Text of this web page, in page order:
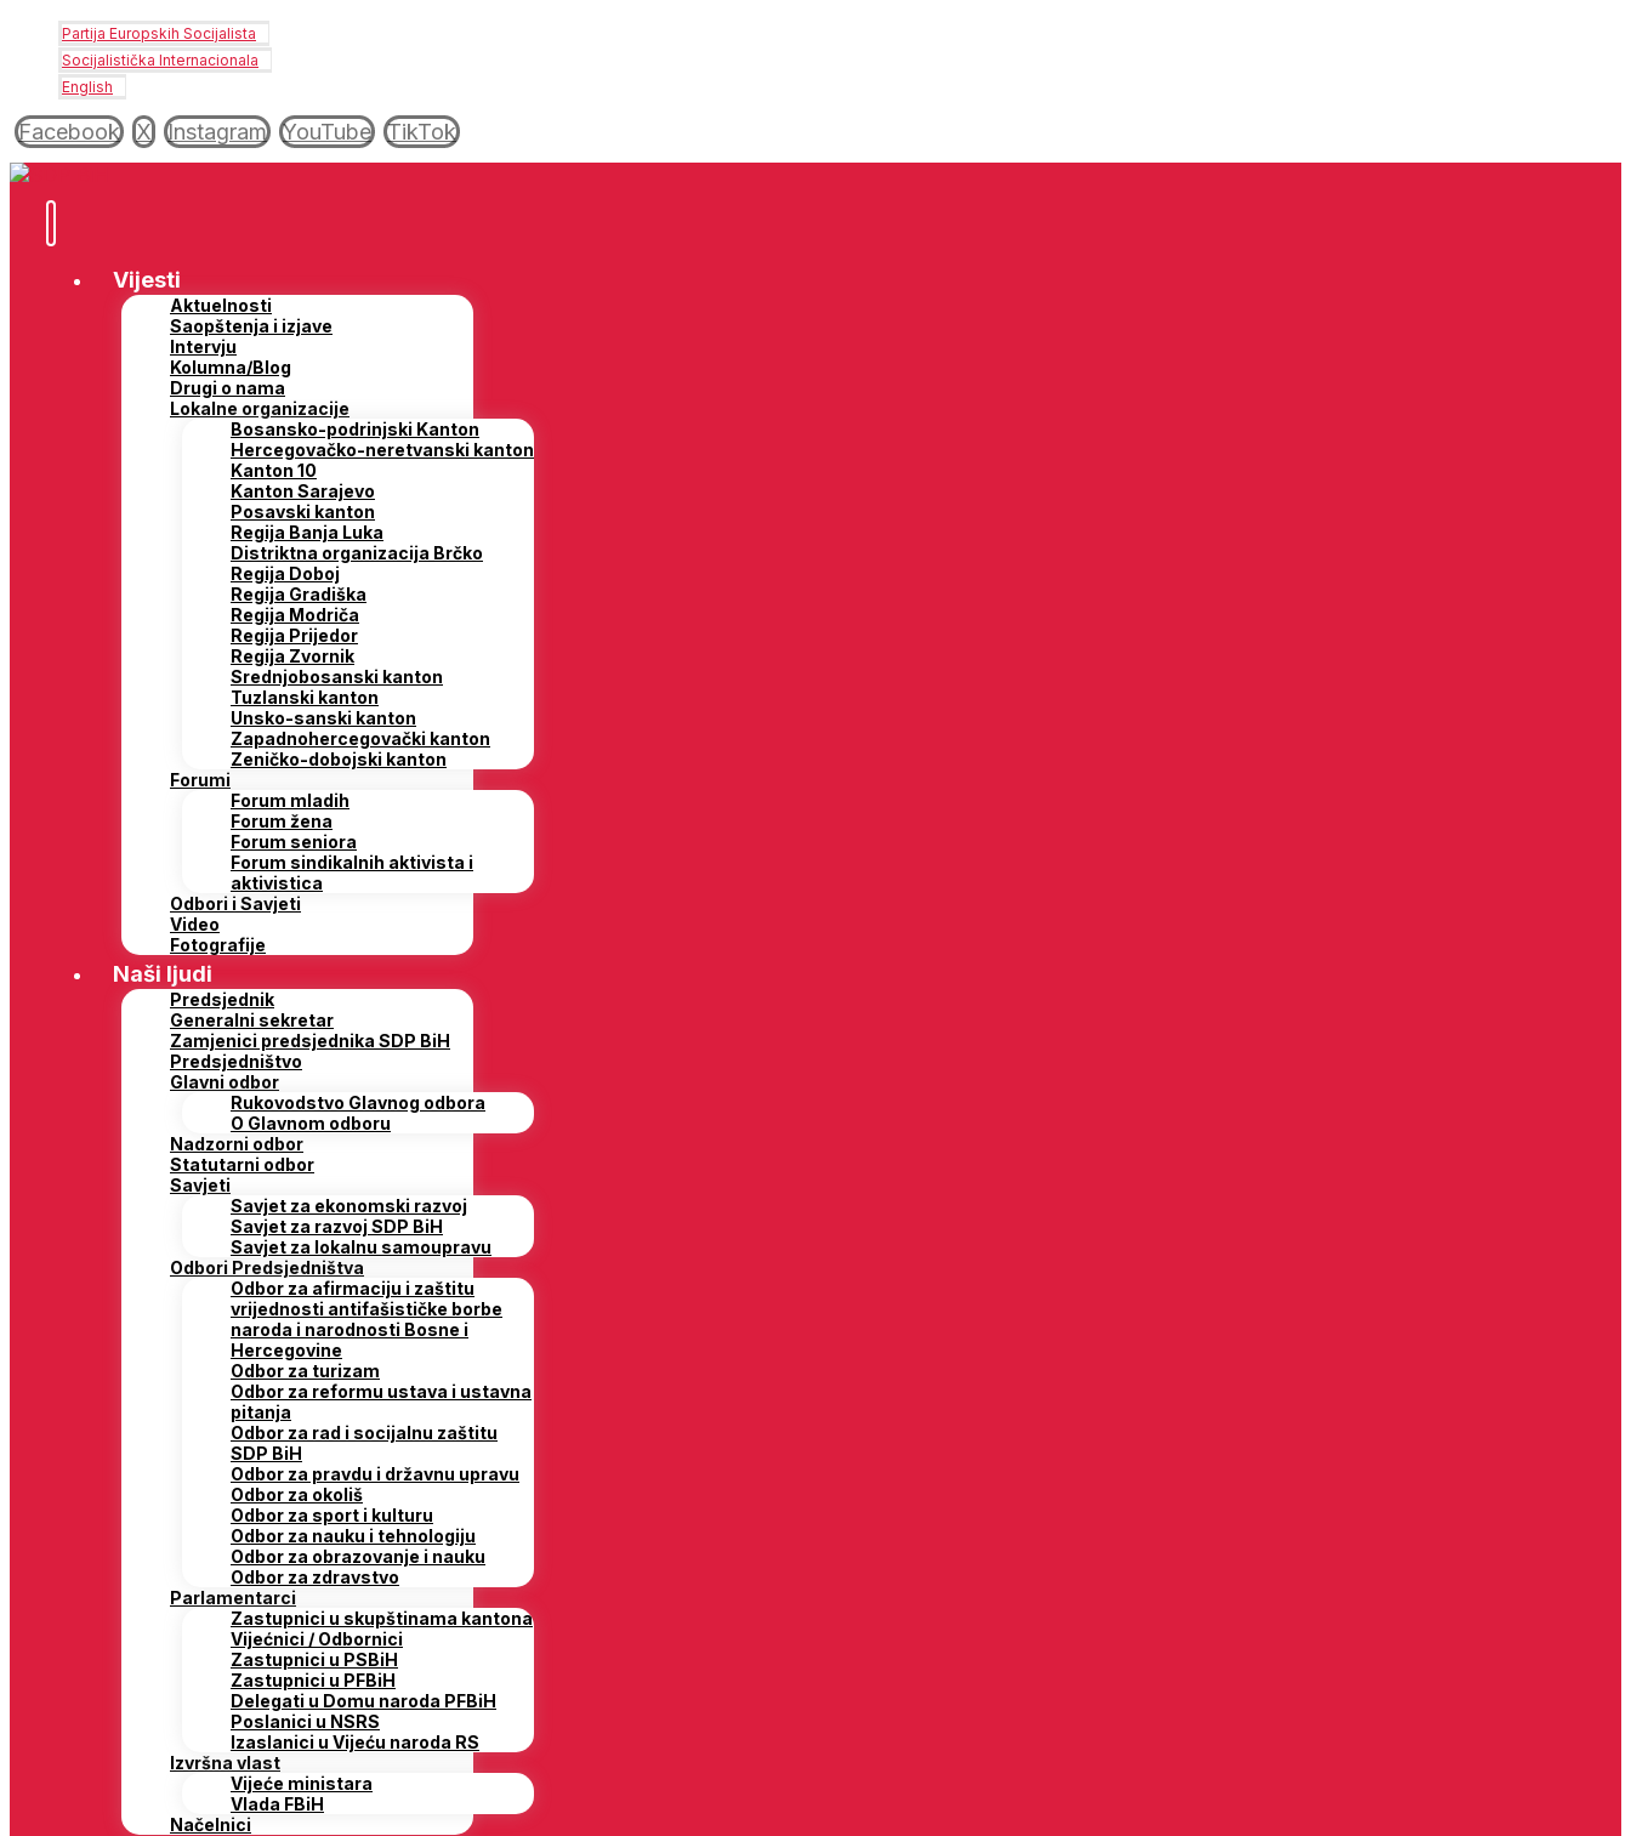
Partija Europskih Socijalista
Socijalistička Internacionala
English
Facebook X Instagram YouTube TikTok
Vijesti
Aktuelnosti
Saopštenja i izjave
Intervju
Kolumna/Blog
Drugi o nama
Lokalne organizacije
Bosansko-podrinjski Kanton
Hercegovačko-neretvanski kanton
Kanton 10
Kanton Sarajevo
Posavski kanton
Regija Banja Luka
Distriktna organizacija Brčko
Regija Doboj
Regija Gradiška
Regija Modriča
Regija Prijedor
Regija Zvornik
Srednjobosanski kanton
Tuzlanski kanton
Unsko-sanski kanton
Zapadnohercegovački kanton
Zeničko-dobojski kanton
Forumi
Forum mladih
Forum žena
Forum seniora
Forum sindikalnih aktivista i
aktivistica
Odbori i Savjeti
Video
Fotografije
Naši ljudi
Predsjednik
Generalni sekretar
Zamjenici predsjednika SDP BiH
Predsjedništvo
Glavni odbor
Rukovodstvo Glavnog odbora
O Glavnom odboru
Nadzorni odbor
Statutarni odbor
Savjeti
Savjet za ekonomski razvoj
Savjet za razvoj SDP BiH
Savjet za lokalnu samoupravu
Odbori Predsjedništva
Odbor za afirmaciju i zaštitu
vrijednosti antifašističke borbe
naroda i narodnosti Bosne i
Hercegovine
Odbor za turizam
Odbor za reformu ustava i ustavna
pitanja
Odbor za rad i socijalnu zaštitu
SDP BiH
Odbor za pravdu i državnu upravu
Odbor za okoliš
Odbor za sport i kulturu
Odbor za nauku i tehnologiju
Odbor za obrazovanje i nauku
Odbor za zdravstvo
Parlamentarci
Zastupnici u skupštinama kantona
Vijećnici / Odbornici
Zastupnici u PSBiH
Zastupnici u PFBiH
Delegati u Domu naroda PFBiH
Poslanici u NSRS
Izaslanici u Vijeću naroda RS
Izvršna vlast
Vijeće ministara
Vlada FBiH
Načelnici